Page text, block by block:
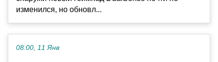
изменился, но обновл...
08:00, 11 Янв